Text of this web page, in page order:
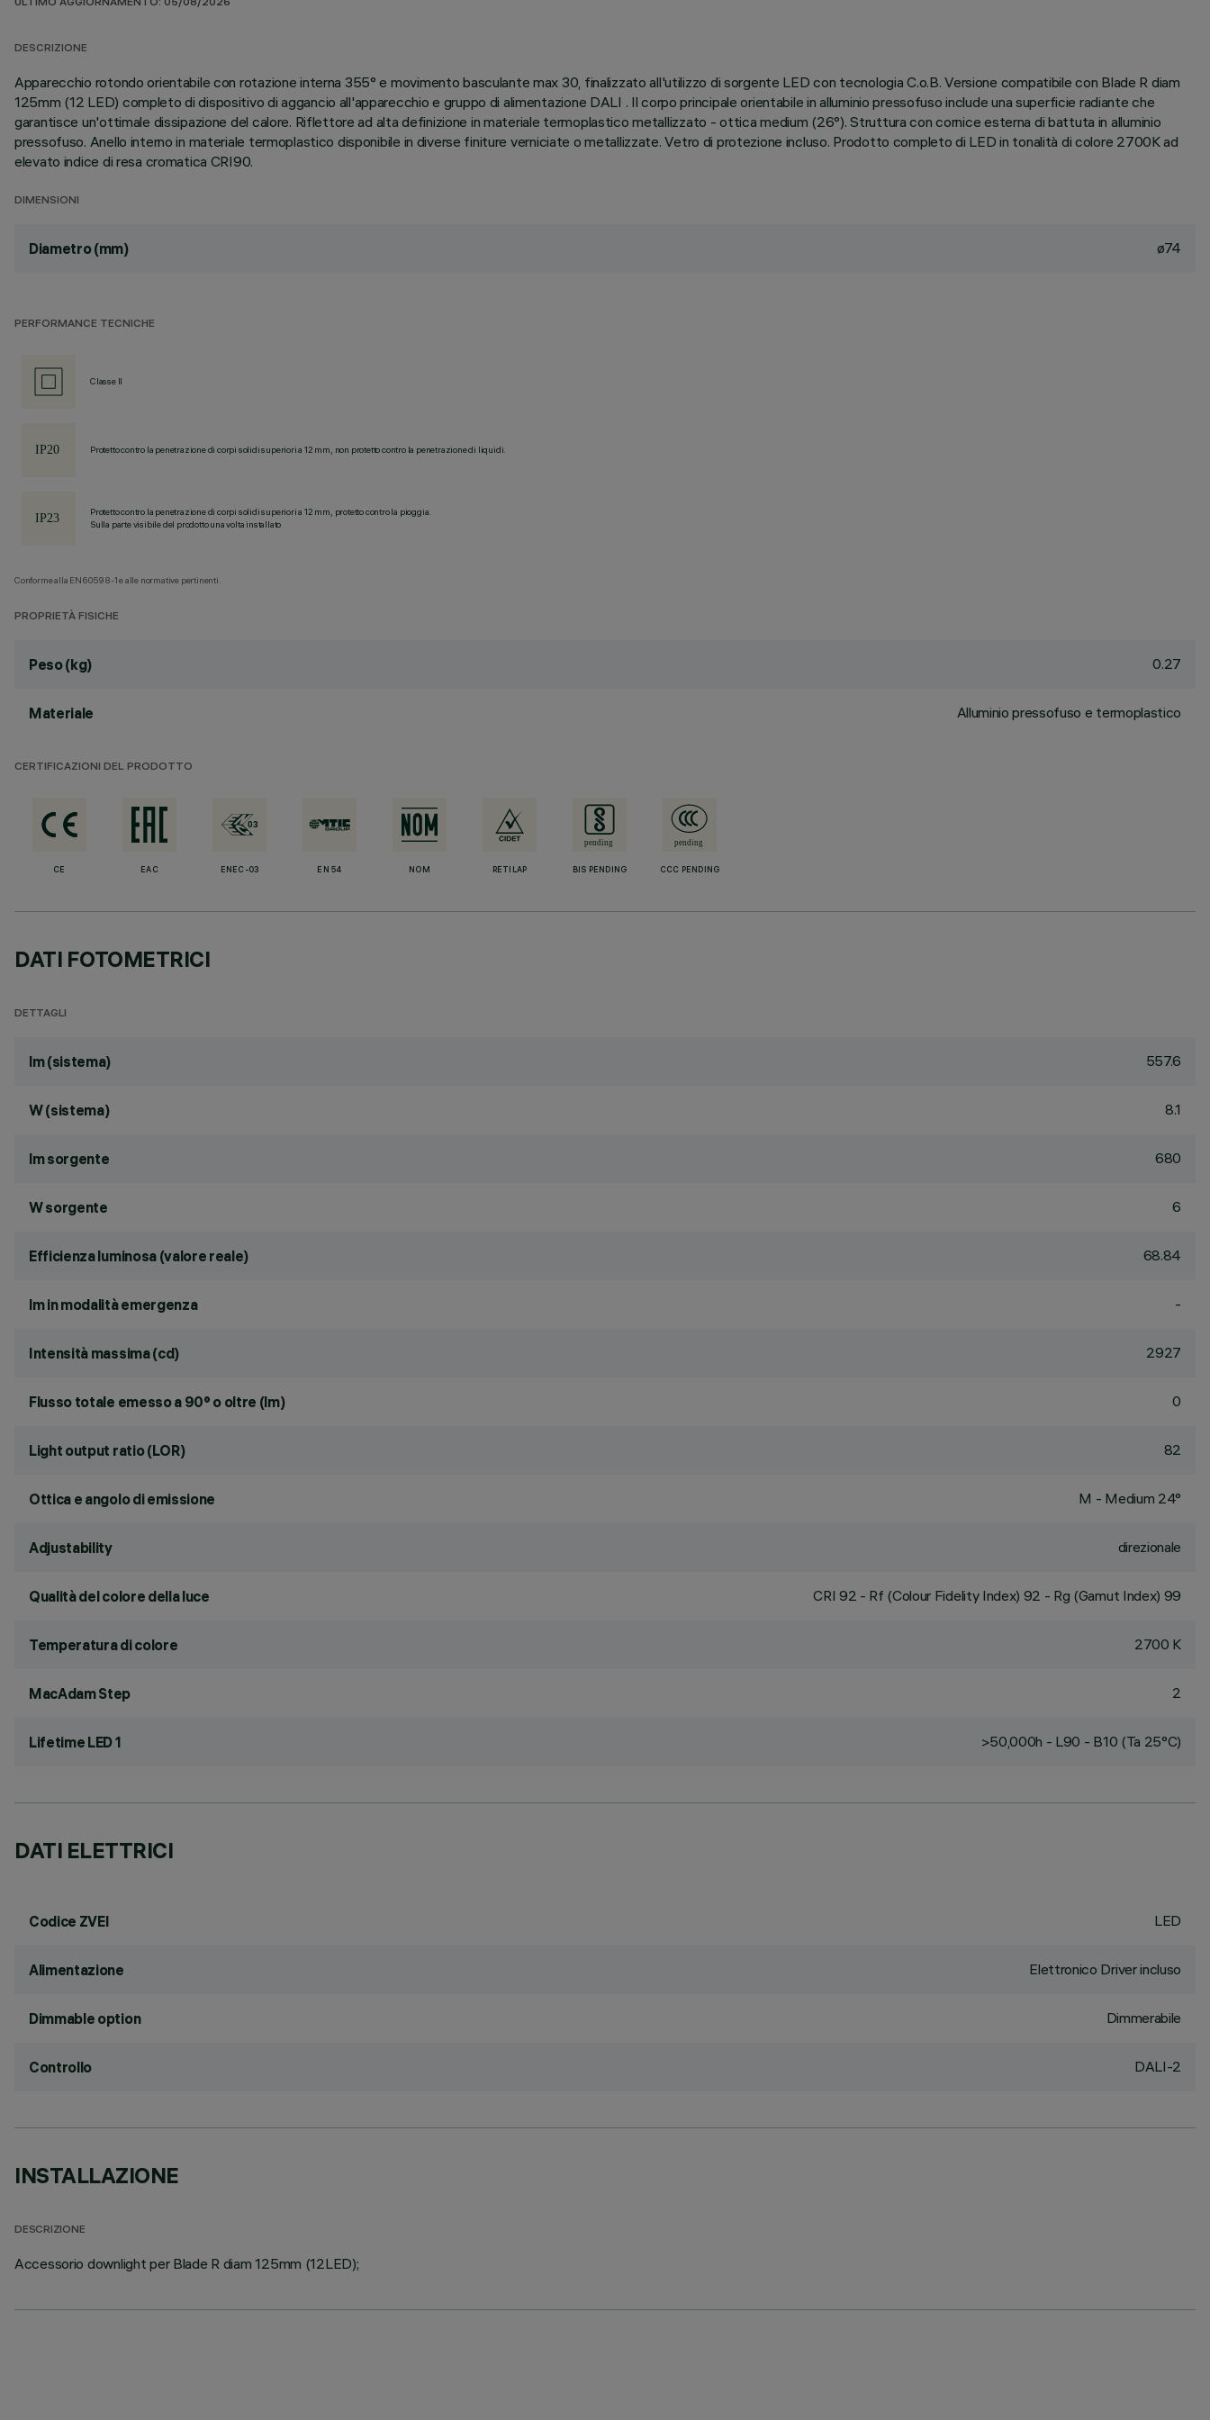
ULTIMO AGGIORNAMENTO: 05/08/2026
DESCRIZIONE
Apparecchio rotondo orientabile con rotazione interna 355° e movimento basculante max 30, finalizzato all'utilizzo di sorgente LED con tecnologia C.o.B. Versione compatibile con Blade R diam
125mm (12 LED) completo di dispositivo di aggancio all'apparecchio e gruppo di alimentazione DALI . Il corpo principale orientabile in alluminio pressofuso include una superficie radiante che
garantisce un'ottimale dissipazione del calore. Riflettore ad alta definizione in materiale termoplastico metallizzato - ottica medium (26°). Struttura con cornice esterna di battuta in alluminio
pressofuso. Anello interno in materiale termoplastico disponibile in diverse finiture verniciate o metallizzate. Vetro di protezione incluso. Prodotto completo di LED in tonalità di colore 2700K ad
elevato indice di resa cromatica CRI90.
DIMENSIONI
Diametro (mm) ø74
PERFORMANCE TECNICHE
Classe II
Protetto contro la penetrazione di corpi solidi superiori a 12 mm, non protetto contro la penetrazione di liquidi.
Protetto contro la penetrazione di corpi solidi superiori a 12 mm, protetto contro la pioggia.
Sulla parte visibile del prodotto una volta installato
Conforme alla EN60598-1 e alle normative pertinenti.
PROPRIETÀ FISICHE
Peso (kg) 0.27
Materiale Alluminio pressofuso e termoplastico
CERTIFICAZIONI DEL PRODOTTO
CE EAC ENEC-03 EN 54 NOM RETILAP BIS PENDING CCC PENDING
DATI FOTOMETRICI
DETTAGLI
lm (sistema) 557.6
W (sistema) 8.1
lm sorgente 680
W sorgente 6
Efficienza luminosa (valore reale) 68.84
lm in modalità emergenza -
Intensità massima (cd) 2927
Flusso totale emesso a 90° o oltre (lm) 0
Light output ratio (LOR) 82
Ottica e angolo di emissione M - Medium 24°
Adjustability direzionale
Qualità del colore della luce CRI 92 - Rf (Colour Fidelity Index) 92 - Rg (Gamut Index) 99
Temperatura di colore 2700 K
MacAdam Step 2
Lifetime LED 1 >50,000h - L90 - B10 (Ta 25°C)
DATI ELETTRICI
Codice ZVEI LED
Alimentazione Elettronico Driver incluso
Dimmable option Dimmerabile
Controllo DALI-2
INSTALLAZIONE
DESCRIZIONE
Accessorio downlight per Blade R diam 125mm (12LED);